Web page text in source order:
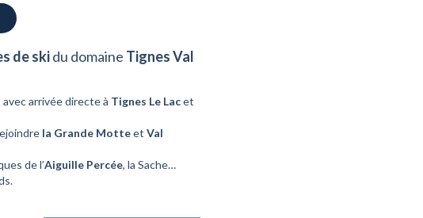
de skidu domaine Tignes Val
arrivée directe à Tignes Le Lacet
la Grande Motteet Val
de l’Aiguille Percée, la Sache…